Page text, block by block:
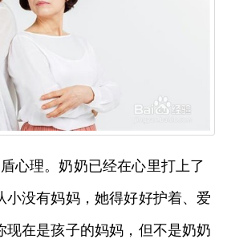
心理。奶奶已经在心里打上了
小没有妈妈，她得好好护着、爱
现在是孩子的妈妈，但不是奶奶